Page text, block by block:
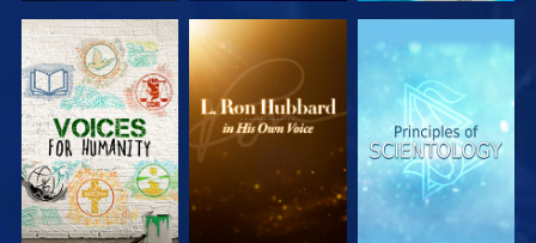
VERKEN DE
SERIE
VERKEN DE
SERIE
VERKEN DE
SERIE